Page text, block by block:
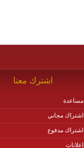
اشترك معنا
مساعدة
اشتراك مجاني
اشتراك مدفوع
إعلانات